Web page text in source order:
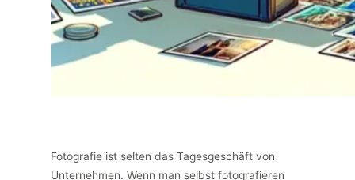
Fotografie ist selten das Tagesgeschäft von
Unternehmen. Wenn man selbst fotografieren